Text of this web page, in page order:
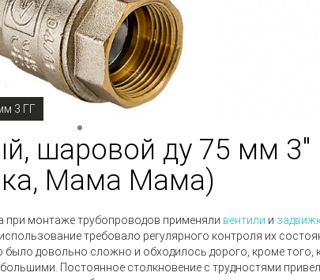
3 ГГ
шаровой ду 75 мм
Мама Мама)
при монтаже трубопроводов применяли вентили и
требовало регулярного контроля их
было довольно сложно и обходилось дорого, кроме того,
Постоянное столкновение с трудностями